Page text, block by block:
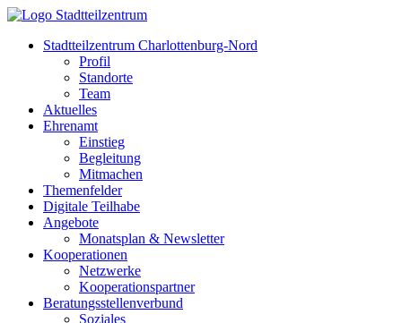
Stadtteilzentrum Charlottenburg-Nord
Profil
Standorte
Team
Aktuelles
Ehrenamt
Einstieg
Begleitung
Mitmachen
Themenfelder
Digitale Teilhabe
Angebote
Monatsplan & Newsletter
Kooperationen
Netzwerke
Kooperationspartner
Beratungsstellenverbund
Soziales